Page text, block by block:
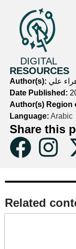
DIGITAL
RESOURCES
Author(s): علي
Date Published:
Author(s) Region
Language: Arabic
Share this
Related